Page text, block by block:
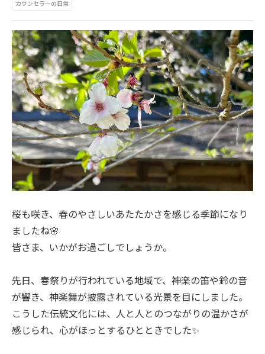
カウンセラーの日常
桜も咲き、春のやさしいあたたかさを感じる季節になり
ましたね🌸
皆さま、いかがお過ごしでしょうか。
先日、春祭りが行われている地域で、神楽の笛や鈴の音
が響き、神楽舞が披露されている光景を目にしました。
こうした伝統文化には、人と人とのつながりの温かさが
感じられ、心がほっとするひとときでした✨